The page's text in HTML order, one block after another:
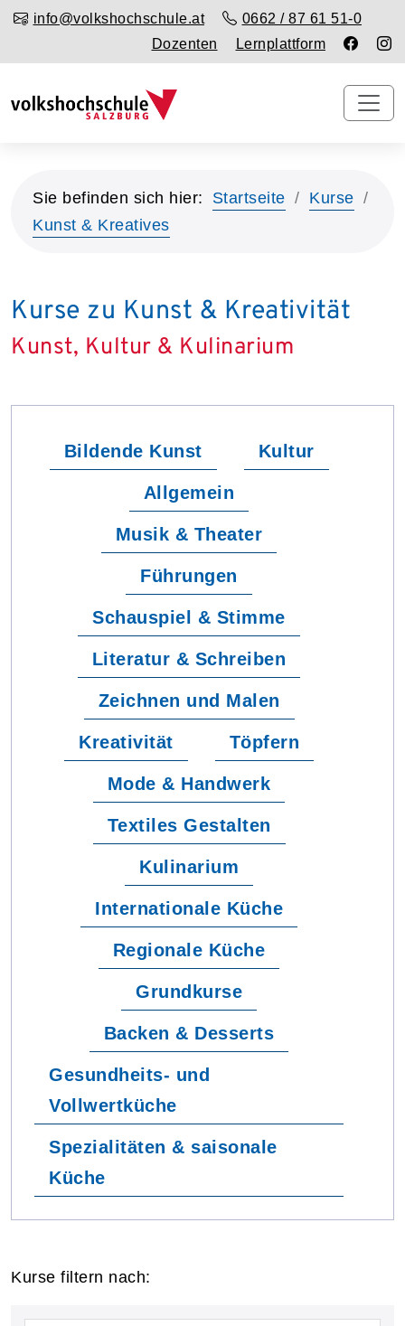
info@volkshochschule.at
0662 / 87 61 51-0
Dozenten
Lernplattform
Sie befinden sich hier: Startseite
Kurse
Kunst & Kreatives
Kurse zu Kunst & Kreativität
Kunst, Kultur & Kulinarium
Bildende Kunst Kultur
Allgemein
Musik & Theater
Führungen
Schauspiel & Stimme
Literatur & Schreiben
Zeichnen und Malen
Kreativität Töpfern
Mode & Handwerk
Textiles Gestalten
Kulinarium
Internationale Küche
Regionale Küche
Grundkurse
Backen & Desserts
Gesundheits- und
Vollwertküche
Spezialitäten & saisonale
Küche
Kurse filtern nach: